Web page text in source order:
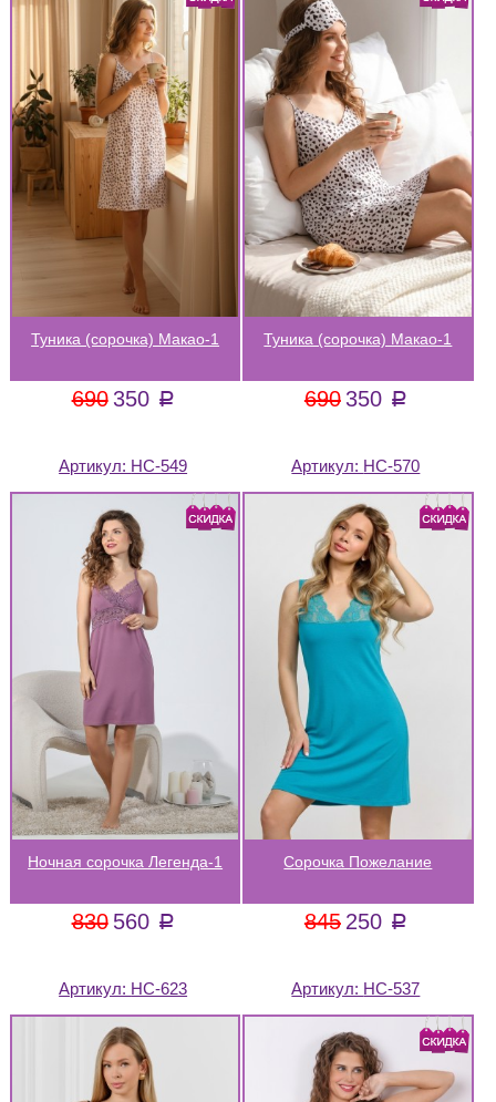
Туника (сорочка) Макао-1
690 350 a
Туника (сорочка) Макао-1
690 350 a
Артикул: НС-549
Ночная сорочка Легенда-1
830 560 a
Артикул: НС-570
Сорочка Пожелание
845 250 a
Артикул: НС-623 Артикул: НС-537